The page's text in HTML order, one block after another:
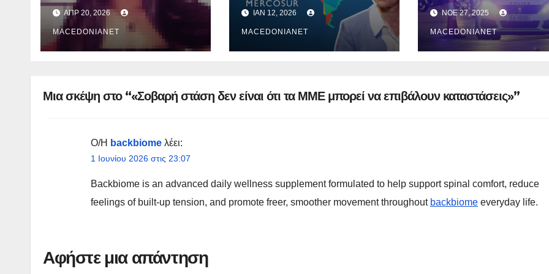
“Olivia” που
κατηγορείται για τον
θάνατο της Μυρτούς
ΑΠΡ 20, 2026
MACEDONIANET
δεν σου λένε.
ΙΑΝ 12, 2026
MACEDONIANET
μετά από
ΝΟΈ 27, 2025
MACEDONIANET
Μια σκέψη στο “«Σοβαρή στάση δεν είναι ότι τα ΜΜΕ μπορεί να επιβάλουν καταστάσεις»”
Ο/Η backbiome λέει:
1 Ιουνίου 2026 στις 23:07
Backbiome is an advanced daily wellness supplement formulated to help support spinal comfort, reduce
feelings of built-up tension, and promote freer, smoother movement throughout backbiome everyday life.
Αφήστε μια απάντηση
;